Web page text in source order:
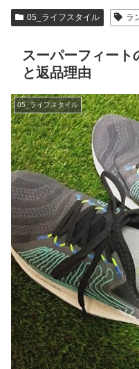
05_ライフスタイル ラ
スーパーフィート
と返品理由
05_ライフスタイル